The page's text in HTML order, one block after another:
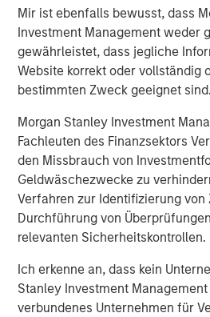
Mir ist ebenfalls bewusst, dass
Investment Management weder
gewährleistet, dass jegliche
Website korrekt oder vollständig
bestimmten Zweck geeignet sind.
Morgan Stanley Investment
Fachleuten des Finanzsektors
den Missbrauch von
Geldwäschezwecke zu
Verfahren zur Identifizierung von
Durchführung von
relevanten Sicherheitskontrollen.
Ich erkenne an, dass kein
Stanley Investment Management
verbundenes Unternehmen für
Alex Gabriele
Portfoliomanager
Portfolio Specialist
Vorgestellte